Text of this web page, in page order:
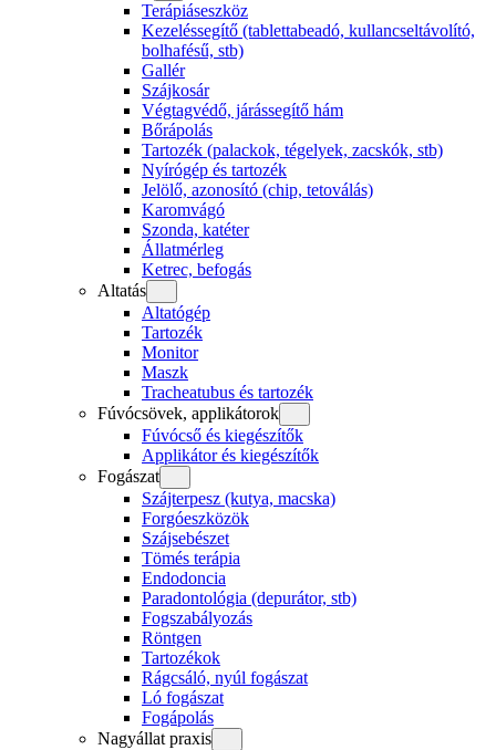
Terápiáseszköz
Kezeléssegítő (tablettabeadó, kullancseltávolító,
bolhafésű, stb)
Gallér
Szájkosár
Végtagvédő, járássegítő hám
Bőrápolás
Tartozék (palackok, tégelyek, zacskók, stb)
Nyírógép és tartozék
Jelölő, azonosító (chip, tetoválás)
Karomvágó
Szonda, katéter
Állatmérleg
Ketrec, befogás
Altatás
Altatógép
Tartozék
Monitor
Maszk
Tracheatubus és tartozék
Fúvócsövek, applikátorok
Fúvócső és kiegészítők
Applikátor és kiegészítők
Fogászat
Szájterpesz (kutya, macska)
Forgóeszközök
Szájsebészet
Tömés terápia
Endodoncia
Paradontológia (depurátor, stb)
Fogszabályozás
Röntgen
Tartozékok
Rágcsáló, nyúl fogászat
Ló fogászat
Fogápolás
Nagyállat praxis